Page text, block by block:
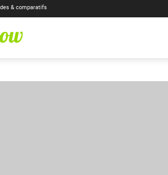
& comparatifs